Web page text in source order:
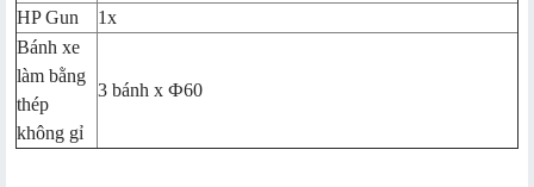
HP Gun
1x
Bánh xe
làm bằng
thép
không gỉ
3 bánh x Ф60